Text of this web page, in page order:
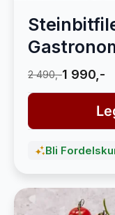
2 490,-1 990,-
Bli